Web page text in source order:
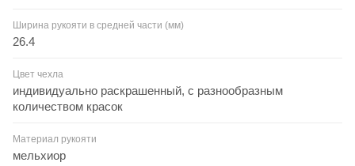
Ширина рукояти в средней части (мм)
26.4
Цвет чехла
индивидуально раскрашенный, с разнообразным
количеством красок
Материал рукояти
мельхиор